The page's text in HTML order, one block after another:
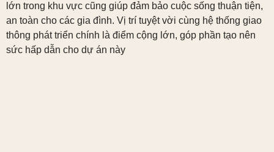
lớn trong khu vực cũng giúp đảm bảo cuộc sống thuận tiện,
an toàn cho các gia đình. Vị trí tuyệt vời cùng hệ thống giao
thông phát triển chính là điểm cộng lớn, góp phần tạo nên
sức hấp dẫn cho dự án này